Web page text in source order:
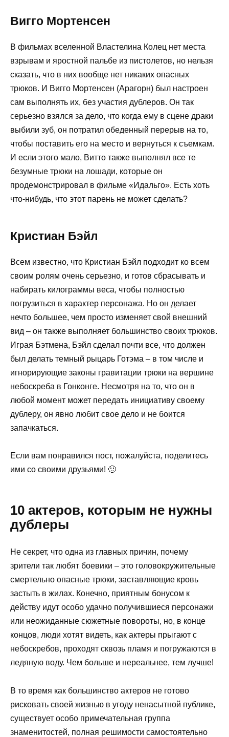
Вигго Мортенсен
В фильмах вселенной Властелина Колец нет места
взрывам и яростной пальбе из пистолетов, но нельзя
сказать, что в них вообще нет никаких опасных
трюков. И Вигго Мортенсен (Арагорн) был настроен
сам выполнять их, без участия дублеров. Он так
серьезно взялся за дело, что когда ему в сцене драки
выбили зуб, он потратил обеденный перерыв на то,
чтобы поставить его на место и вернуться к съемкам.
И если этого мало, Витто также выполнял все те
безумные трюки на лошади, которые он
продемонстрировал в фильме «Идальго». Есть хоть
что-нибудь, что этот парень не может сделать?
Кристиан Бэйл
Всем известно, что Кристиан Бэйл подходит ко всем
своим ролям очень серьезно, и готов сбрасывать и
набирать килограммы веса, чтобы полностью
погрузиться в характер персонажа. Но он делает
нечто большее, чем просто изменяет свой внешний
вид – он также выполняет большинство своих трюков.
Играя Бэтмена, Бэйл сделал почти все, что должен
был делать темный рыцарь Готэма – в том числе и
игнорирующие законы гравитации трюки на вершине
небоскреба в Гонконге. Несмотря на то, что он в
любой момент может передать инициативу своему
дублеру, он явно любит свое дело и не боится
запачкаться.
Если вам понравился пост, пожалуйста, поделитесь
ими со своими друзьями! 🙂
10 актеров, которым не нужны
дублеры
Не секрет, что одна из главных причин, почему
зрители так любят боевики – это головокружительные
смертельно опасные трюки, заставляющие кровь
застыть в жилах. Конечно, приятным бонусом к
действу идут особо удачно получившиеся персонажи
или неожиданные сюжетные повороты, но, в конце
концов, люди хотят видеть, как актеры прыгают с
небоскребов, проходят сквозь пламя и погружаются в
ледяную воду. Чем больше и нереальнее, тем лучше!
В то время как большинство актеров не готово
рисковать своей жизнью в угоду ненасытной публике,
существует особо примечательная группа
знаменитостей, полная решимости самостоятельно